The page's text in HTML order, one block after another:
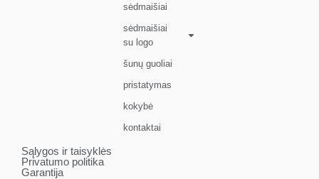
sėdmaišiai
sėdmaišiai
su logo
šunų guoliai
pristatymas
kokybė
kontaktai
Sąlygos ir taisyklės
Privatumo politika
Garantija